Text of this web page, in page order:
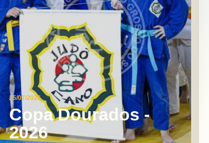
25/07/2026
Copa Dourados -
2026